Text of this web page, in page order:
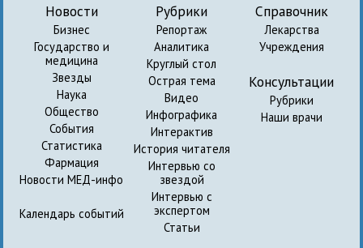
Новости
Бизнес
Государство и
медицина
Звезды
Наука
Общество
События
Статистика
Фармация
Новости МЕД-инфо
Календарь событий
Рубрики
Репортаж
Аналитика
Круглый стол
Острая тема
Видео
Инфографика
Интерактив
История читателя
Интервью со
звездой
Интервью с
экспертом
Статьи
Справочник
Лекарства
Учреждения
Консультации
Рубрики
Наши врачи